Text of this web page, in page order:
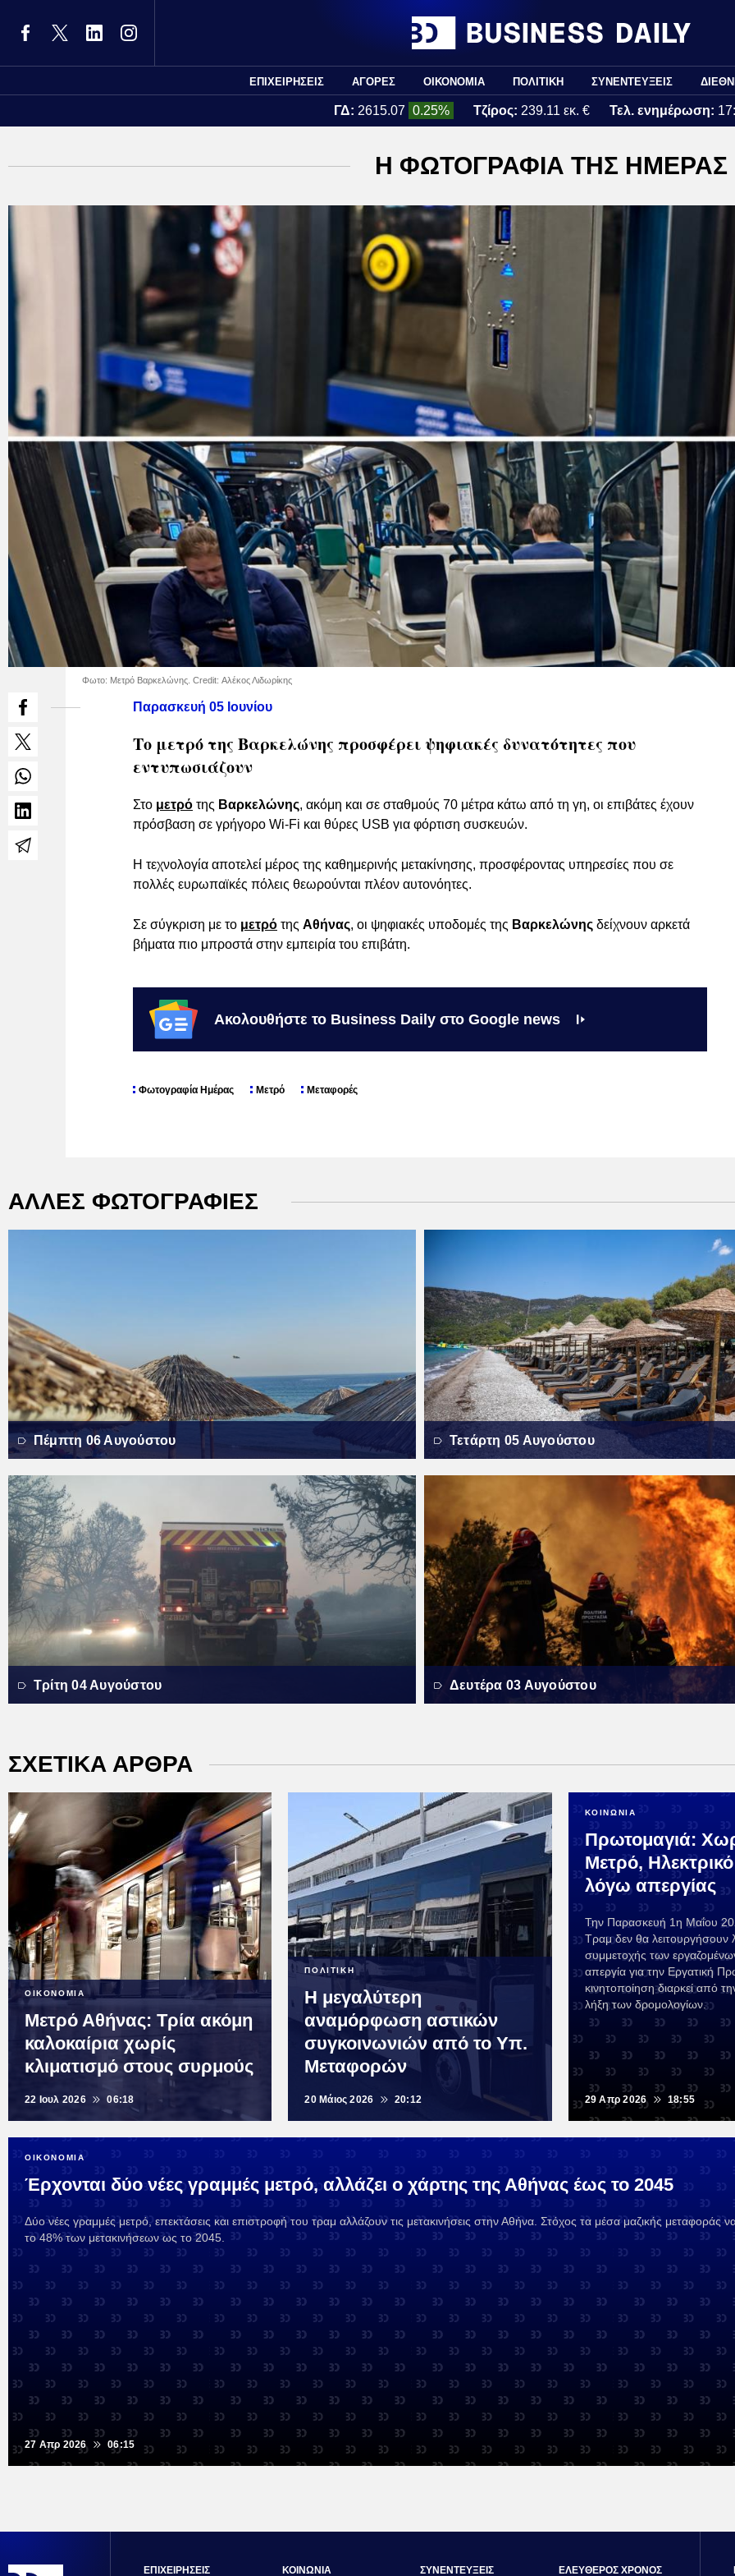
ΕΠΙΧΕΙΡΗΣΕΙΣ ΑΓΟΡΕΣ ΟΙΚΟΝΟΜΙΑ ΠΟΛΙΤΙΚΗ ΣΥΝΕΝΤΕΥΞΕΙΣ
ΓΔ: 2615.07 0.25% Τζίρος: 239.11 εκ. € Τελ. ενημέρωση:
Η ΦΩΤΟΓΡΑΦΙΑ ΤΗΣ ΗΜΕΡΑΣ
Φωτο: Μετρό Βαρκελώνης. Credit: Αλέκος Λιδωρίκης
Παρασκευή 05 Ιουνίου
Το μετρό της Βαρκελώνης προσφέρει ψηφιακές δυνατότητες που
εντυπωσιάζουν
Στο μετρό της Βαρκελώνης, ακόμη και σε σταθμούς 70 μέτρα κάτω από τη γη, οι επιβάτες έχουν
πρόσβαση σε γρήγορο Wi-Fi και θύρες USB για φόρτιση συσκευών.
Η τεχνολογία αποτελεί μέρος της καθημερινής μετακίνησης, προσφέροντας υπηρεσίες που σε
πολλές ευρωπαϊκές πόλεις θεωρούνται πλέον αυτονόητες.
Σε σύγκριση με το μετρό της Αθήνας, οι ψηφιακές υποδομές της Βαρκελώνης δείχνουν αρκετά
βήματα πιο μπροστά στην εμπειρία του επιβάτη.
Ακολουθήστε το Business Daily στο Google news
Φωτογραφία Ημέρας Μετρό Μεταφορές
ΑΛΛΕΣ ΦΩΤΟΓΡΑΦΙΕΣ
Πέμπτη 06 Αυγούστου Τετάρτη 05 Αυγούστου
Τρίτη 04 Αυγούστου Δευτέρα 03 Αυγούστου
ΣΧΕΤΙΚΑ ΑΡΘΡΑ
ΟΙΚΟΝΟΜΙΑ
Μετρό Αθήνας: Τρία ακόμη
καλοκαίρια χωρίς
κλιματισμό στους συρμούς
22 Ιουλ 2026 06:18
ΠΟΛΙΤΙΚΗ
Η μεγαλύτερη
αναμόρφωση αστικών
συγκοινωνιών από το Υπ.
Μεταφορών
20 Μάιος 2026 20:12
ΚΟΙΝΩΝΙΑ
Πρωτομαγιά:
Μετρό,
λόγω απεργίας
Την Παρασκευή 1η Μαΐου
Τραμ δεν θα λειτουργήσουν
συμμετοχής των
απεργία για την Εργατική
κινητοποίηση διαρκεί από
λήξη των δρομολογίων.
29 Απρ 2026 18:55
ΟΙΚΟΝΟΜΙΑ
Έρχονται δύο νέες γραμμές μετρό, αλλάζει ο χάρτης της Αθήνας έως το 2045
Δύο νέες γραμμές μετρό, επεκτάσεις και επιστροφή του τραμ αλλάζουν τις μετακινήσεις στην Αθήνα. Στόχος τα μέσα μαζικής μεταφοράς
το 48% των μετακινήσεων ως το 2045.
27 Απρ 2026 06:15
ΕΠΙΧΕΙΡΗΣΕΙΣ ΚΟΙΝΩΝΙΑ ΣΥΝΕΝΤΕΥΞΕΙΣ ΕΛΕΥΘΕΡΟΣ ΧΡΟΝΟΣ